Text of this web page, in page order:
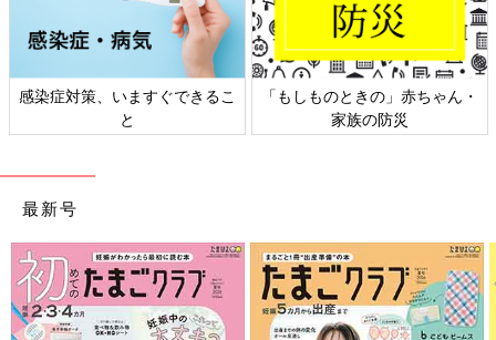
感染症対策、いますぐできるこ
と
「もしものときの」赤ちゃん・
家族の防災
最新号